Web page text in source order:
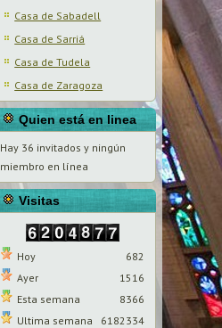
Casa de Sabadell
Casa de Sarriá
Casa de Tudela
Casa de Zaragoza
Quien está en linea
Hay 36 invitados y ningún
miembro en línea
Visitas
Hoy
Ayer
Esta semana
Ultima semana
682
1516
8366
6182334